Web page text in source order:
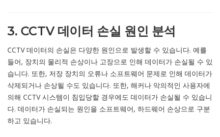
3. CCTV 데이터 손실 원인 분석
CCTV 데이터의 손실은 다양한 원인으로 발생할 수 있습니다. 예를
들어, 장치의 물리적 손상이나 고장으로 인해 데이터가 손실될 수 있
습니다. 또한, 저장 장치의 오류나 소프트웨어 문제로 인해 데이터가
삭제되거나 손상될 수도 있습니다. 또한, 해커나 악의적인 사용자에
의해 CCTV 시스템이 침입당할 경우에도 데이터가 손실될 수 있습니
다. 데이터가 손실되는 원인을 소프트웨어, 하드웨어 손상으로 구분
하고 있습니다.